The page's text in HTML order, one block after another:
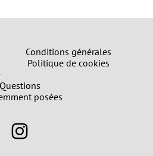
Conditions générales
Politique de cookies
Questions
posées